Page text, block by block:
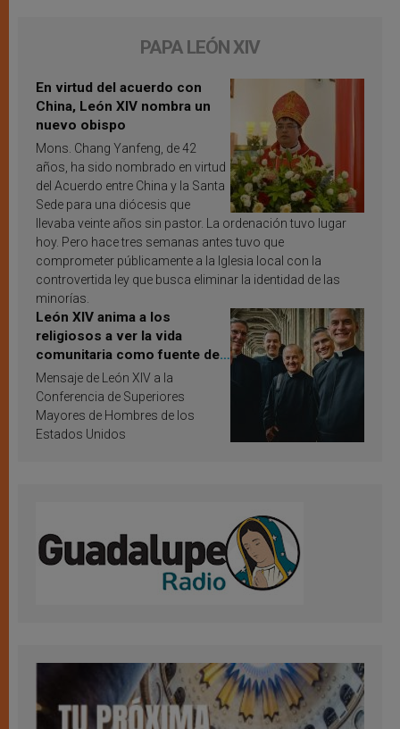
PAPA LEÓN XIV
En virtud del acuerdo con
China, León XIV nombra un
nuevo obispo
Mons. Chang Yanfeng, de 42
años, ha sido nombrado en virtud
del Acuerdo entre China y la Santa
Sede para una diócesis que
llevaba veinte años sin pastor. La ordenación tuvo lugar
hoy. Pero hace tres semanas antes tuvo que
comprometer públicamente a la Iglesia local con la
controvertida ley que busca eliminar la identidad de las
minorías.
León XIV anima a los
religiosos a ver la vida
comunitaria como fuente de
inspiración y santificación
Mensaje de León XIV a la
Conferencia de Superiores
Mayores de Hombres de los
Estados Unidos